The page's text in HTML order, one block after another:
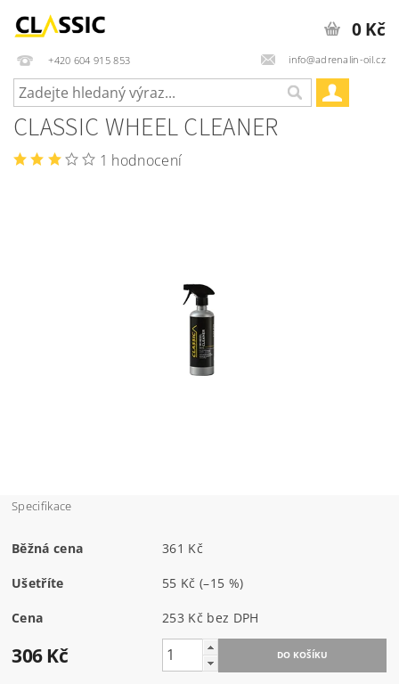
+420 604 915 853 info@adrenalin-oil.cz
0 Kč
CLASSIC WHEEL CLEANER
1 hodnocení
Specifikace
Běžná cena 361 Kč
Ušetříte 55 Kč(–15 %)
Cena 253 Kč bez DPH
306 Kč